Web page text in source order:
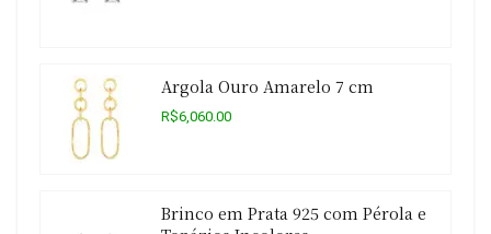
Argola Ouro Amarelo 7 cm
R$6,060.00
Brinco em Prata 925 com Pérola e